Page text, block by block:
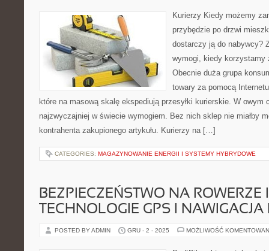
Kurierzy Kiedy możemy
przybędzie po drzwi
dostarczy ją do nabywcy?
wymogi, kiedy korzystamy
Obecnie duża grupa
towary za pomocą
które na masową skalę ekspediują przesyłki kurierskie. W owym
najzwyczajniej w świecie wymogiem. Bez nich sklep nie miałby
kontrahenta zakupionego artykułu. Kurierzy na […]
CATEGORIES: MAGAZYNOWANIE ENERGII I SYSTEMY HYBRYDOWE
BEZPIECZEŃSTWO NA ROWERZE I
TECHNOLOGIE GPS I
POSTED BY ADMIN GRU - 2 - 2025 MOŻLIWOŚĆ